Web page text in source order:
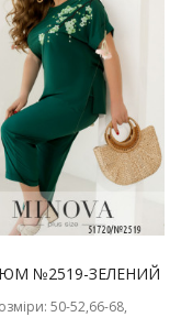
№2519-ЗЕЛЕНИЙ
50-52,66-68,